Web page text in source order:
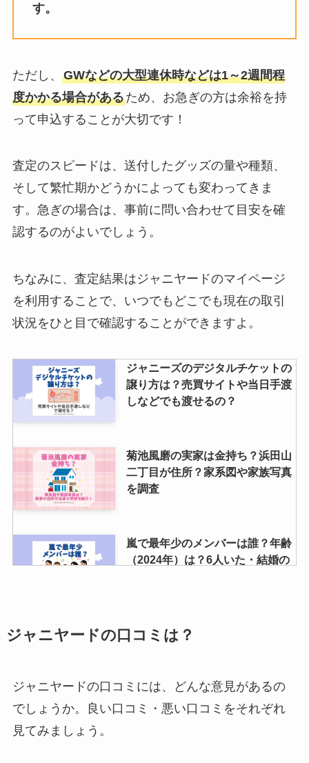
ニオタに人気のブランドはコレ！
Hey!Say!JUMPコンサートの持ち
ジャニーズが熱愛を認めたのは
誰？彼女いる人の交際相手は？熱
愛報道がない人は？
ジャニーズライブの持ち物一覧！
バッグ・身分証明書も網羅！
smapグッズは買取できる？買取
価格が高騰している？メルカリな
す。
ただし、 GWなどの大型連休時などは1～2週間程
度かかる場合があるため、お急ぎの方は余裕を持
って申込することが大切です！
査定のスピードは、送付したグッズの量や種類、
そして繁忙期かどうかによっても変わってきま
す。急ぎの場合は、事前に問い合わせて目安を確
認するのがよいでしょう。
ちなみに、査定結果はジャニヤードのマイページ
を利用することで、いつでもどこでも現在の取引
状況をひと目で確認することができますよ。
ジャニーズのデジタルチケットの
譲り方は？売買サイトや当日手渡
しなどでも渡せるの？
菊池風磨の実家は金持ち？浜田山
二丁目が住所？家系図や家族写真
を調査
嵐で最年少のメンバーは誰？年齢
（2024年）は？6人いた・結婚の
SixTONESの買取を調査！cdや
ジャニランドでのちびぬいの値段
ジャニヤードの口コミは？
ジャニヤードの口コミには、どんな意見があるの
でしょうか。良い口コミ・悪い口コミをそれぞれ
見てみましょう。